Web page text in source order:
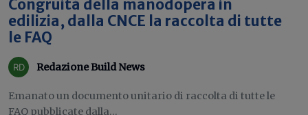
Congruità della manodopera in
edilizia, dalla CNCE la raccolta di tutte
le FAQ
Redazione Build News
Emanato un documento unitario di raccolta di tutte le
FAQ pubblicate dalla...